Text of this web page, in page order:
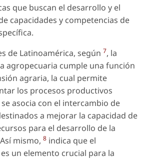
que buscan el desarrollo y el
capacidades y competencias de
de Latinoamérica, según 7, la
agropecuaria cumple una función
agraria, la cual permite
los procesos productivos
asocia con el intercambio de
a mejorar la capacidad de
para el desarrollo de la
mismo, 8 indica que el
un elemento crucial para la